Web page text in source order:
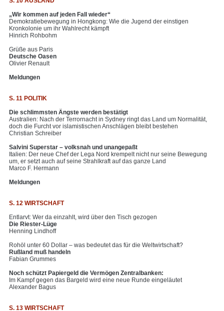
„Wir kommen auf jeden Fall wieder“
Demokratiebewegung in Hongkong: Wie die Jugend der einstigen
Kronkolonie um ihr Wahlrecht kämpft
Hinrich Rohbohm
Grüße aus Paris
Deutsche Oasen
Olivier Renault
Meldungen
S. 11 POLITIK
Die schlimmsten Ängste werden bestätigt
Australien: Nach der Terrornacht in Sydney ringt das Land um Normalität,
doch die Furcht vor islamistischen Anschlägen bleibt bestehen
Christian Schreiber
Salvini Superstar – volksnah und unangepaßt
Italien: Der neue Chef der Lega Nord krempelt nicht nur seine Bewegung
um, er setzt auch auf seine Strahlkraft auf das ganze Land
Marco F. Hermann
Meldungen
S. 12 WIRTSCHAFT
Entlarvt: Wer da einzahlt, wird über den Tisch gezogen
Die Riester-Lüge
Henning Lindhoff
Rohöl unter 60 Dollar – was bedeutet das für die Weltwirtschaft?
Rußland muß handeln
Fabian Grummes
Noch schützt Papiergeld die Vermögen Zentralbanken:
Im Kampf gegen das Bargeld wird eine neue Runde eingeläutet
Alexander Bagus
S. 13 WIRTSCHAFT